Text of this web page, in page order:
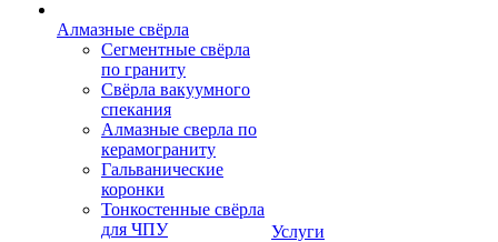
Алмазные свёрла
Сегментные свёрла
по граниту
Свёрла вакуумного
спекания
Алмазные сверла по
керамограниту
Гальванические
коронки
Тонкостенные свёрла
для ЧПУ
Услуги